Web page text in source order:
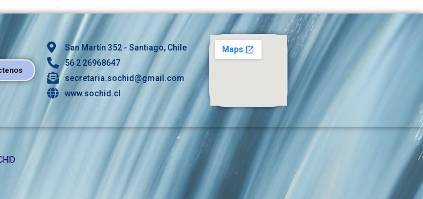
San Martín 352 - Santiago, Chile
56 2 26968647
secretaria.sochid@gmail.com
www.sochid.cl